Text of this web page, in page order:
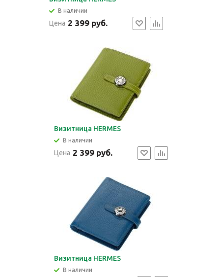
В наличии
Цена 2 399 руб.
Визитница HERMES
В наличии
Цена 2 399 руб.
Визитница HERMES
В наличии